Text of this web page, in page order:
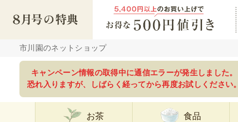
市川園のネットショップ
キャンペーン情報の取得中に通信エラーが発生しました。
恐れ入りますが、しばらく経ってから再度お試しください。
お茶 食品